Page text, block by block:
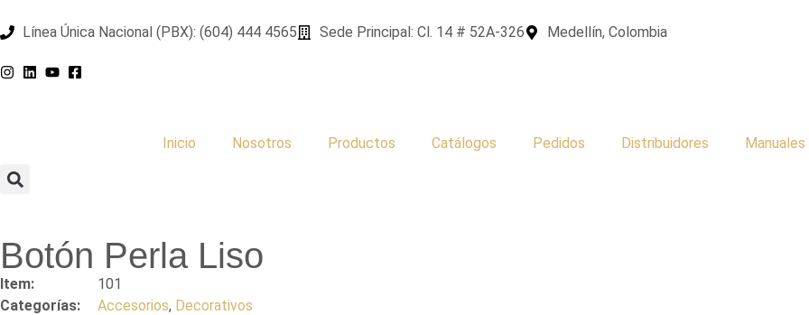
Línea Única Nacional (PBX): (604) 444 4565 Sede Principal: Cl. 14 # 52A-326 Medellín, Colombia
Inicio Nosotros Productos Catálogos Pedidos Distribuidores
Botón Perla Liso
Item:
101
Categorías:
Accesorios, Decorativos